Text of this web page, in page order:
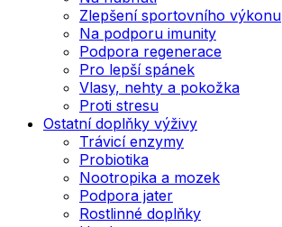
Zlepšení sportovního výkonu
Na podporu imunity
Podpora regenerace
Pro lepší spánek
Vlasy, nehty a pokožka
Proti stresu
Ostatní doplňky výživy
Trávicí enzymy
Probiotika
Nootropika a mozek
Podpora jater
Rostlinné doplňky